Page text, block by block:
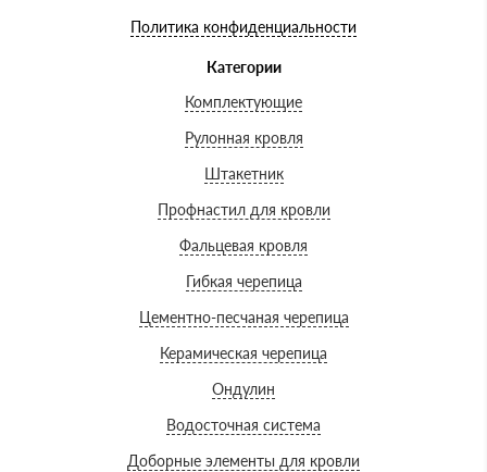
Политика конфиденциальности
Категории
Комплектующие
Рулонная кровля
Штакетник
Профнастил для кровли
Фальцевая кровля
Гибкая черепица
Цементно-песчаная черепица
Керамическая черепица
Ондулин
Водосточная система
Доборные элементы для кровли